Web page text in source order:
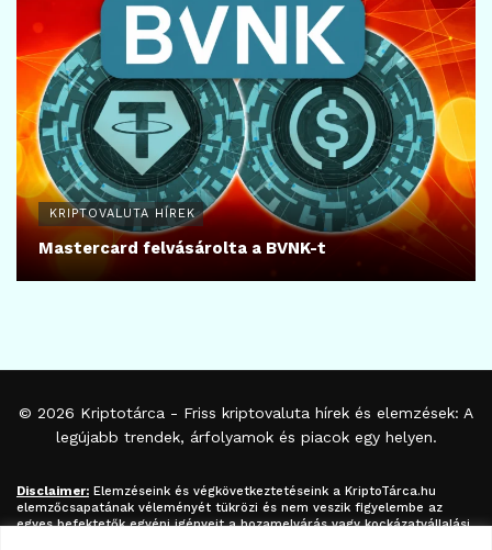
KRIPTOVALUTA HÍREK
Mastercard felvásárolta a BVNK-t
© 2026 Kriptotárca - Friss kriptovaluta hírek és elemzések: A
legújabb trendek, árfolyamok és piacok egy helyen.
Disclaimer: Elemzéseink és végkövetkeztetéseink a KriptoTárca.hu
elemzőcsapatának véleményét tükrözi és nem veszik figyelembe az
egyes befektetők egyéni igényeit a hozamelvárás vagy kockázatvállalási